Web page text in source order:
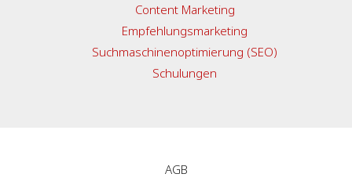
Content Marketing
Empfehlungsmarketing
Suchmaschinenoptimierung (SEO)
Schulungen
AGB